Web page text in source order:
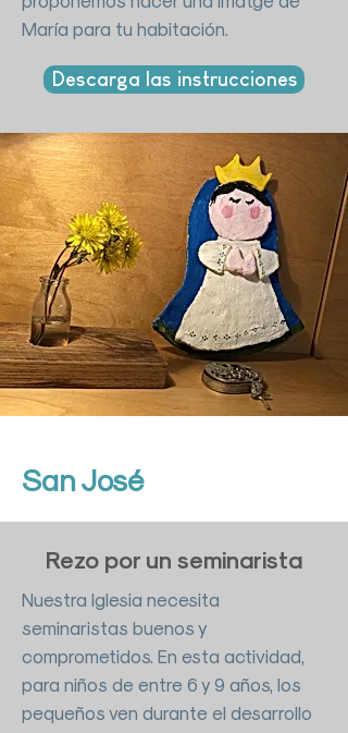
María para tu habitación.
Descarga las instrucciones
San José
Rezo por un seminarista
Nuestra Iglesia necesita
seminaristas buenos y
comprometidos. En esta actividad,
para niños de entre 6 y 9 años, los
pequeños ven durante el desarrollo